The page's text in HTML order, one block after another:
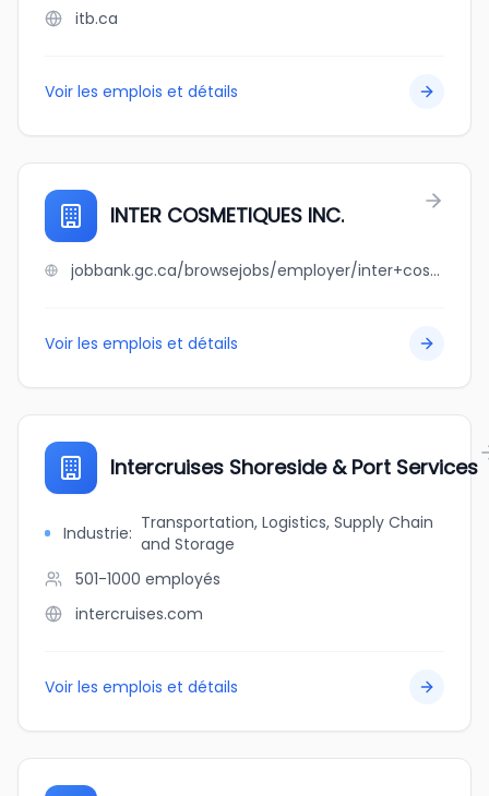
itb.ca
Voir les emplois et détails
INTER COSMETIQUES INC.
jobbank.gc.ca/browsejobs/employer/inter+cosmetiques+inc./ca
Voir les emplois et détails
Intercruises Shoreside & Port Services
Industrie: Transportation, Logistics, Supply Chain
and Storage
501-1000 employés
intercruises.com
Voir les emplois et détails